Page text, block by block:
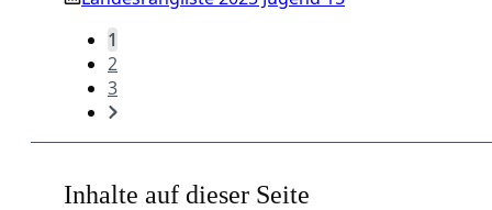
1
2
3
Inhalte auf dieser Seite